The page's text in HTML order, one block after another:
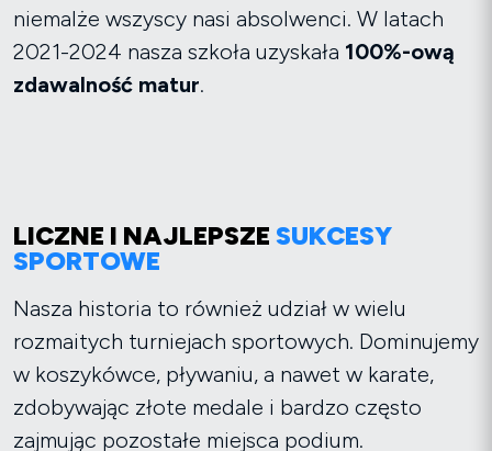
niemalże wszyscy nasi absolwenci. W latach
2021-2024 nasza szkoła uzyskała 100%-ową
zdawalność matur.
LICZNE I NAJLEPSZE SUKCESY
SPORTOWE
Nasza historia to również udział w wielu
rozmaitych turniejach sportowych. Dominujemy
w koszykówce, pływaniu, a nawet w karate,
zdobywając złote medale i bardzo często
zajmując pozostałe miejsca podium.